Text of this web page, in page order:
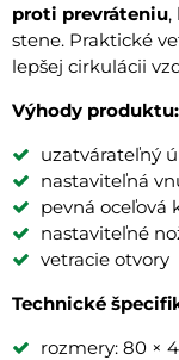
proti prevráteniu,
stene. Praktické
lepšej cirkulácii
Výhody produktu:
uzatvárateľný
nastaviteľná
pevná oceľová
nastaviteľné
vetracie otvory
Technické
rozmery: 80 ×